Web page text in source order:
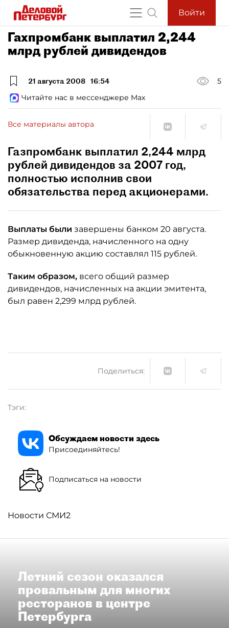
Войти
Гахпромбанк выплатил 2,244
млрд рублей дивидендов
21 августа 2008 16:54
5
Читайте нас в мессенджере Max
Все материалы автора
Газпромбанк выплатил 2,244 млрд
рублей дивидендов за 2007 год,
полностью исполнив свои
обязательства перед акционерами.
Выплаты были завершены банком 20 августа.
Размер дивиденда, начисленного на одну
обыкновенную акцию составлял 115 рублей.
Таким образом, всего общий размер
дивидендов, начисленных на акции эмитента,
был равен 2,299 млрд рублей.
Поделиться:
Тэги:
Обсуждаем новости здесь
Присоединяйтесь!
Подписаться на новости
Новости СМИ2
Летний сезон оказался
провальным для многих
ресторанов в центре
Петербурга